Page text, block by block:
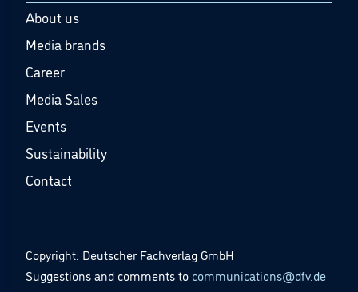
About us
Media brands
Career
Media Sales
Events
Sustainability
Contact
Copyright: Deutscher Fachverlag GmbH
Suggestions and comments to communications@dfv.de